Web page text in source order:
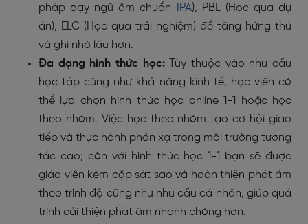
pháp dạy ngữ âm chuẩn
IPA), PBL (Học qua dự
án), ELC (Học qua trải nghiệm) để tăng hứng thú
và ghi nhớ lâu hơn.
Đa dạng hình thức học:
Tùy thuộc vào nhu cầu
học tập cũng như khả năng kinh tế, học viên có
thể lựa chọn hình thức học online 1-1 hoặc học
theo nhóm. Việc học theo nhóm tạo cơ hội giao
tiếp và thực hành phản xạ trong môi trường tương
tác cao; còn với hình thức học 1-1 bạn sẽ được
giáo viên kèm cặp sát sao và hoàn thiện phát âm
theo trình độ cũng như nhu cầu cá nhân, giúp quá
trình cải thiện phát âm nhanh chóng hơn.